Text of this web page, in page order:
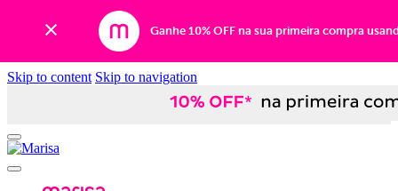
Ganhe 10% OFF na sua primeira compra
Skip to content Skip to navigation